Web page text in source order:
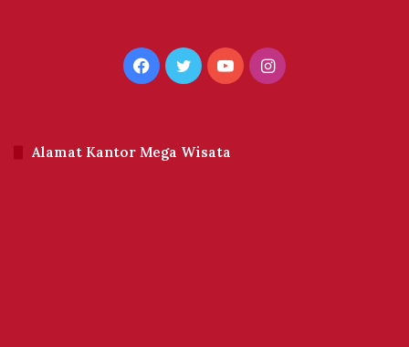
Facebook
TwitterYouTubeInstagram
Alamat Kantor Mega Wisata